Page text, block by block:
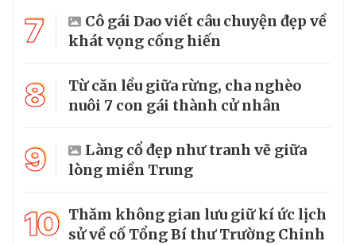
7
Cô gái Dao viết câu chuyện đẹp về
khát vọng cống hiến
8
Từ căn lều giữa rừng, cha nghèo
nuôi 7 con gái thành cử nhân
9
Làng cổ đẹp như tranh vẽ giữa
lòng miền Trung
10 Thăm không gian lưu giữ kí ức lịch
sử về cố Tổng Bí thư Trường Chinh